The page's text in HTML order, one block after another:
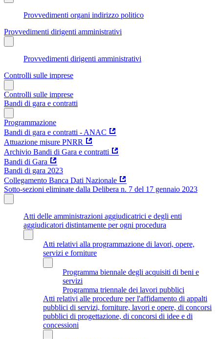
Provvedimenti organi indirizzo politico
Provvedimenti dirigenti amministrativi
Provvedimenti dirigenti amministrativi
Controlli sulle imprese
Controlli sulle imprese
Bandi di gara e contratti
Programmazione
Bandi di gara e contratti - ANAC
Attuazione misure PNRR
Archivio Bandi di Gara e contratti
Bandi di Gara
Bandi di gara 2023
Collegamento Banca Dati Nazionale
Sotto-sezioni eliminate dalla Delibera n. 7 del 17 gennaio 2023
Atti delle amministrazioni aggiudicatrici e degli enti
aggiudicatori distintamente per ogni procedura
Atti relativi alla programmazione di lavori, opere,
servizi e forniture
Programma biennale degli acquisiti di beni e
servizi
Programma triennale dei lavori pubblici
Atti relativi alle procedure per l'affidamento di appalti
pubblici di servizi, forniture, lavori e opere, di concorsi
pubblici di progettazione, di concorsi di idee e di
concessioni